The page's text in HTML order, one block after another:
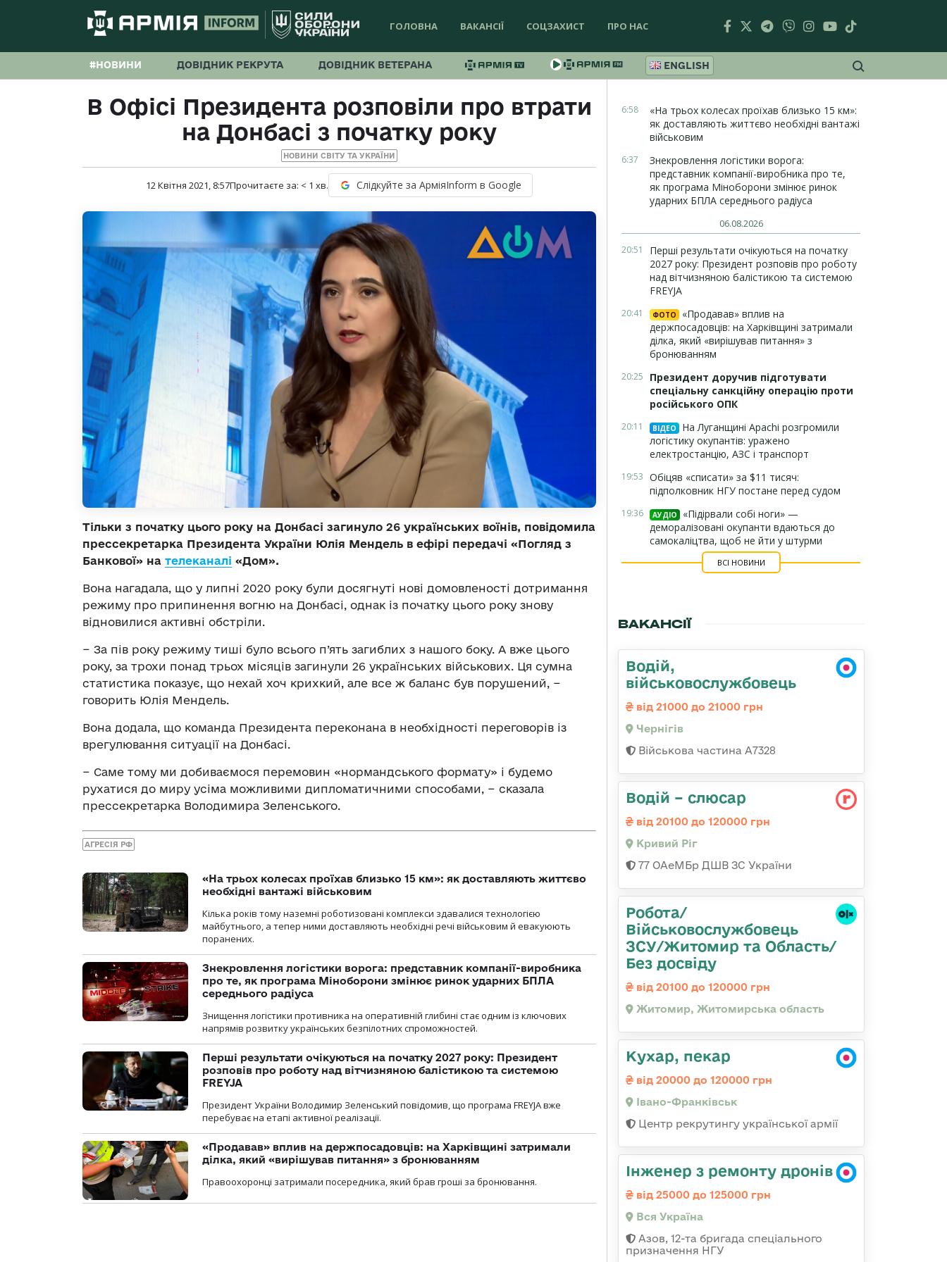
ГОЛОВНА ВАКАНСІЇ СОЦЗАХИСТ ПРО НАС
#НОВИНИ ДОВІДНИК РЕКРУТА ДОВІДНИК ВЕТЕРАНА ENGLISH
В Офісі Президента розповіли про втрати
на Донбасі з початку року
НОВИНИ СВІТУ ТА УКРАЇНИ
12 Квітня 2021, 8:57Прочитаєте за: < 1 хв. Слідкуйте за АрміяInform в Google
Тільки з початку цього року на Донбасі загинуло 26 українських воїнів, повідомила
прессекретарка Президента України Юлія Мендель в ефірі передачі «Погляд з
Банкової» на телеканалі «Дом».
Вона нагадала, що у липні 2020 року були досягнуті нові домовленості дотримання
режиму про припинення вогню на Донбасі, однак із початку цього року знову
відновилися активні обстріли.
− За пів року режиму тиші було всього п’ять загиблих з нашого боку. А вже цього
року, за трохи понад трьох місяців загинули 26 українських військових. Ця сумна
статистика показує, що нехай хоч крихкий, але все ж баланс був порушений, −
говорить Юлія Мендель.
Вона додала, що команда Президента переконана в необхідності переговорів із
врегулювання ситуації на Донбасі.
− Саме тому ми добиваємося перемовин «нормандського формату» і будемо
рухатися до миру усіма можливими дипломатичними способами, − сказала
прессекретарка Володимира Зеленського.
АГРЕСІЯ РФ
«На трьох колесах проїхав близько 15 км»: як доставляють життєво
необхідні вантажі військовим
Кілька років тому наземні роботизовані комплекси здавалися технологією
майбутнього, а тепер ними доставляють необхідні речі військовим й евакуюють
поранених.
Знекровлення логістики ворога: представник компанії-виробника
про те, як програма Міноборони змінює ринок ударних БПЛА
середнього радіуса
Знищення логістики противника на оперативній глибині стає одним із ключових
напрямів розвитку українських безпілотних спроможностей.
Перші результати очікуються на початку 2027 року: Президент
розповів про роботу над вітчизняною балістикою та системою
FREYJA
Президент України Володимир Зеленський повідомив, що програма FREYJA вже
перебуває на етапі активної реалізації.
«Продавав» вплив на держпосадовців: на Харківщині затримали
ділка, який «вирішував питання» з бронюванням
Правоохоронці затримали посередника, який брав гроші за бронювання.
6:58
«На трьох колесах проїхав близько 15 км»:
як доставляють життєво необхідні вантажі
військовим
6:37
Знекровлення логістики ворога:
представник компанії-виробника про те,
як програма Міноборони змінює ринок
ударних БПЛА середнього радіуса
06.08.2026
20:51
Перші результати очікуються на початку
2027 року: Президент розповів про роботу
над вітчизняною балістикою та системою
FREYJA
20:41 ФОТО
«Продавав» вплив на
держпосадовців: на Харківщині затримали
ділка, який «вирішував питання» з
бронюванням
20:25
Президент доручив підготувати
спеціальну санкційну операцію проти
російського ОПК
20:11 ВІДЕО
На Луганщині Apachi розгромили
логістику окупантів: уражено
електростанцію, АЗС і транспорт
19:53 Обіцяв «списати» за $11 тисяч:
підполковник НГУ постане перед судом
19:36 АУДІО
«Підірвали собі ноги» —
деморалізовані окупанти вдаються до
самокаліцтва, щоб не йти у штурми
ВСІ НОВИНИ
ВАКАНСІЇ
Водій,
військовослужбовець
від 21000 до 21000 грн
Чернігів
Військова частина А7328
Водій – слюсар
від 20100 до 120000 грн
Кривий Ріг
77 ОАеМБр ДШВ ЗС України
Робота/
Військовослужбовець
ЗСУ/Житомир та Область/
Без досвіду
від 20100 до 120000 грн
Житомир, Житомирська область
Кухар, пекар
від 20000 до 120000 грн
Івано-Франківськ
Центр рекрутингу української армії
Інженер з ремонту дронів
від 25000 до 125000 грн
Вся Україна
Азов, 12-та бригада спеціального
призначення НГУ